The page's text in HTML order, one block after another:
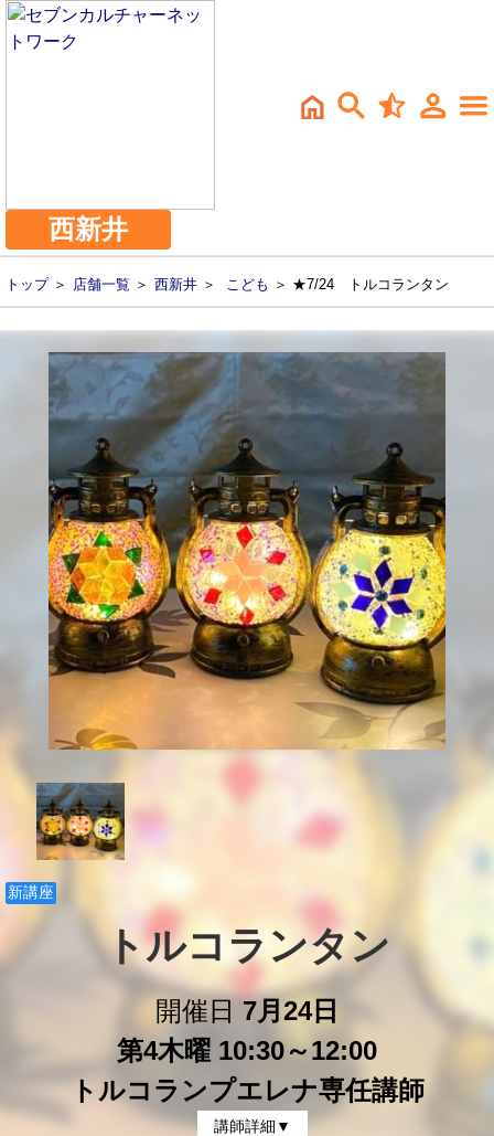
西新井
トップ＞ 店舗一覧 ＞ 西新井 ＞ こども ＞ ★7/24 トルコランタン
新講座
トルコランタン
開催日 7月24日
第4木曜 10:30～12:00
トルコランプエレナ専任講師
講師詳細▼